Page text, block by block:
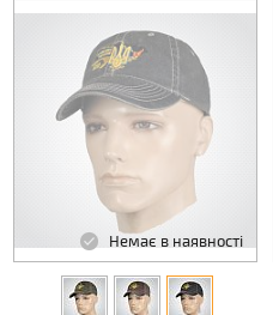
Немає в наявності